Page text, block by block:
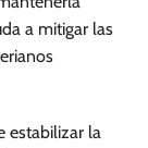
a mitigar las
estabilizar la